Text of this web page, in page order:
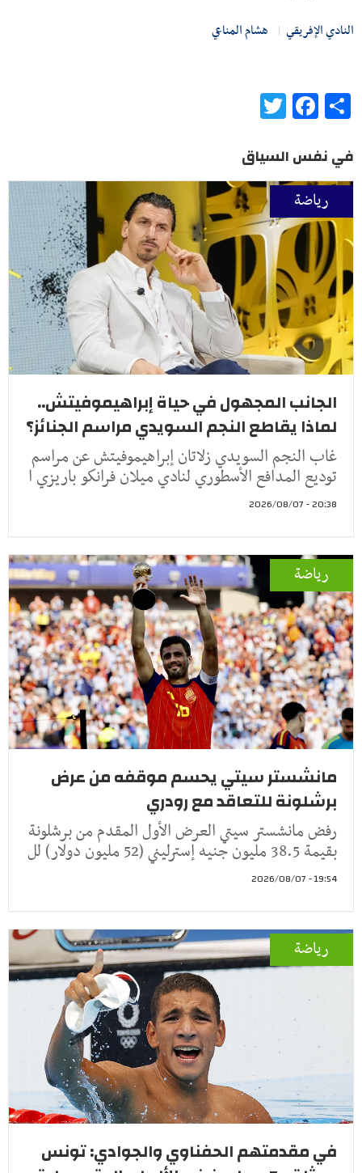
النادي الإفريقي هشام المناعي
Share
Facebook
في نفس السياق
رياضة
الجانب المجهول في حياة إبراهيموفيتش..
لماذا يقاطع النجم السويدي مراسم الجنائز؟
غاب النجم السويدي زلاتان إبراهيموفيتش عن مراسم
توديع المدافع الأسطوري لنادي ميلان فرانكو باريزي ا
20:38 - 2026/08/07
رياضة
مانشستر سيتي يحسم موقفه من عرض
برشلونة للتعاقد مع رودري
رفض مانشستر سيتي العرض الأول المقدم من برشلونة
بقيمة 38.5 مليون جنيه إسترليني (52 مليون دولار) لل
19:54 - 2026/08/07
رياضة
في مقدمتهم الحفناوي والجوادي: تونس